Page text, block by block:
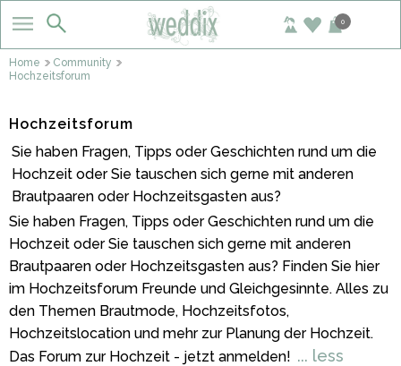
0
Home
Community
Hochzeitsforum
Hochzeitsforum
Sie haben Fragen, Tipps oder Geschichten rund um die
Hochzeit oder Sie tauschen sich gerne mit anderen
Brautpaaren oder Hochzeitsgasten aus?
Sie haben Fragen, Tipps oder Geschichten rund um die
Hochzeit oder Sie tauschen sich gerne mit anderen
Brautpaaren oder Hochzeitsgasten aus? Finden Sie hier
im Hochzeitsforum Freunde und Gleichgesinnte. Alles zu
den Themen Brautmode, Hochzeitsfotos,
Hochzeitslocation und mehr zur Planung der Hochzeit.
Das Forum zur Hochzeit - jetzt anmelden! ... less